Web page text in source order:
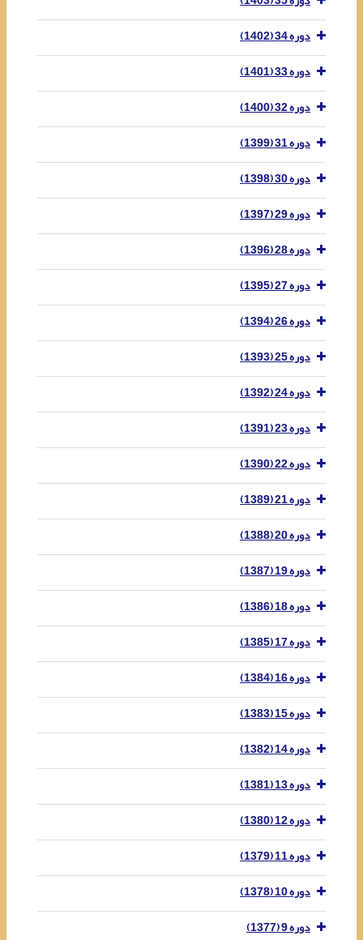
دوره 34 (1402)
دوره 33 (1401)
دوره 32 (1400)
دوره 31 (1399)
دوره 30 (1398)
دوره 29 (1397)
دوره 28 (1396)
دوره 27 (1395)
دوره 26 (1394)
دوره 25 (1393)
دوره 24 (1392)
دوره 23 (1391)
دوره 22 (1390)
دوره 21 (1389)
دوره 20 (1388)
دوره 19 (1387)
دوره 18 (1386)
دوره 17 (1385)
دوره 16 (1384)
دوره 15 (1383)
دوره 14 (1382)
دوره 13 (1381)
دوره 12 (1380)
دوره 11 (1379)
دوره 10 (1378)
دوره 9 (1377)